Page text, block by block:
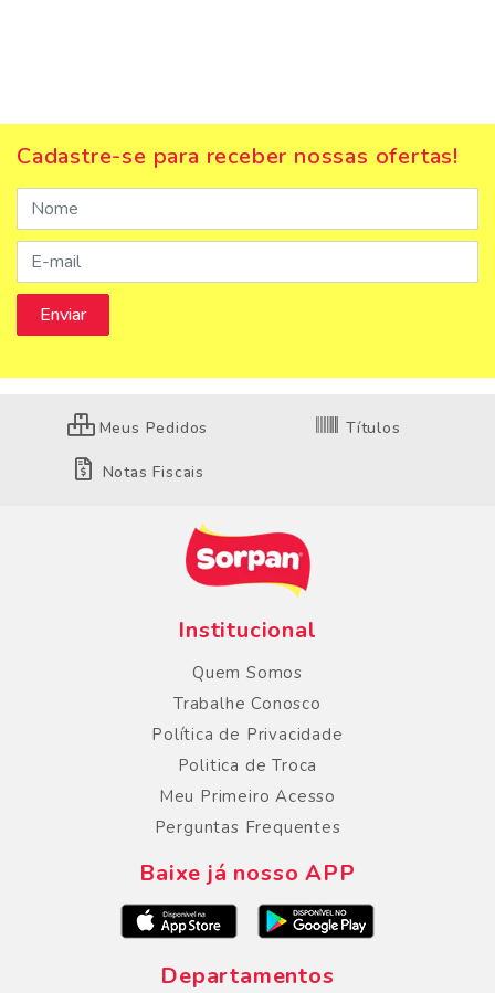
Cadastre-se para receber nossas ofertas!
Meus Pedidos Títulos
Notas Fiscais
Institucional
Quem Somos
Trabalhe Conosco
Política de Privacidade
Politica de Troca
Meu Primeiro Acesso
Perguntas Frequentes
Baixe já nosso APP
Departamentos